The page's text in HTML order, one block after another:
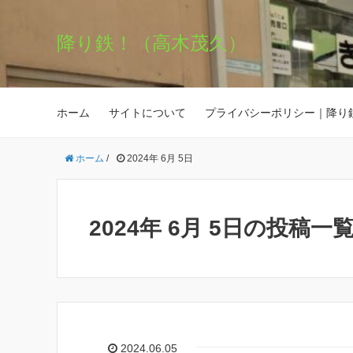
降り鉄！（高木茂久）
ホーム サイトについて プライバシーポリシー｜降り
ホーム / 2024年 6月 5日
2024年 6月 5日の投稿一
2024.06.05